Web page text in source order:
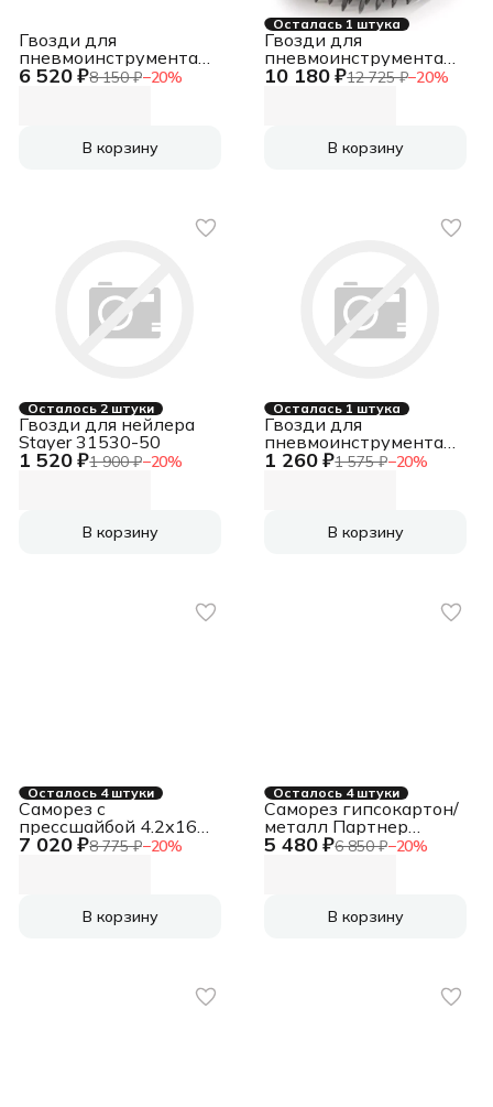
6 520 ₽8 150 ₽−20%
Гвозди для
пневмоинструмента
Fubag 140143
В корзину
Осталась 1 штука
10 180 ₽12 725 ₽−20%
Гвозди для
пневмоинструмента
Fubag 140194
В корзину
Осталось 2 штуки
1 520 ₽1 900 ₽−20%
Гвозди для нейлера
Stayer 31530-50
В корзину
Осталась 1 штука
1 260 ₽1 575 ₽−20%
Гвозди для
пневмоинструмента
Patriot PNF 50S
В корзину
Осталось 4 штуки
7 020 ₽8 775 ₽−20%
Саморез с
прессшайбой 4.2х16
острый покрытие цинк
В корзину
Осталось 4 штуки
5 480 ₽6 850 ₽−20%
Саморез гипсокартон/
металл Партнер
3.5х19 черный
В корзину